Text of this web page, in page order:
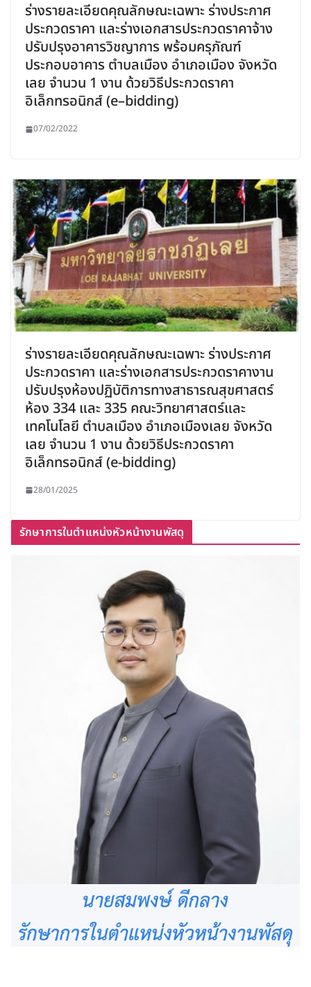
ร่างรายละเอียดคุณลักษณะเฉพาะ ร่างประกาศ
ประกวดราคา และร่างเอกสารประกวดราคาจ้าง
ปรับปรุงอาคารวิชญาการ พร้อมครุภัณฑ์
ประกอบอาคาร ตำบลเมือง อำเภอเมือง จังหวัด
เลย จำนวน 1 งาน ด้วยวิธีประกวดราคา
อิเล็กทรอนิกส์ (e–bidding)
07/02/2022
ร่างรายละเอียดคุณลักษณะเฉพาะ ร่างประกาศ
ประกวดราคา และร่างเอกสารประกวดราคางาน
ปรับปรุงห้องปฏิบัติการทางสาธารณสุขศาสตร์
ห้อง 334 และ 335 คณะวิทยาศาสตร์และ
เทคโนโลยี ตำบลเมือง อำเภอเมืองเลย จังหวัด
เลย จำนวน 1 งาน ด้วยวิธีประกวดราคา
อิเล็กทรอนิกส์ (e-bidding)
28/01/2025
รักษาการในตำแหน่งหัวหน้างานพัสดุ